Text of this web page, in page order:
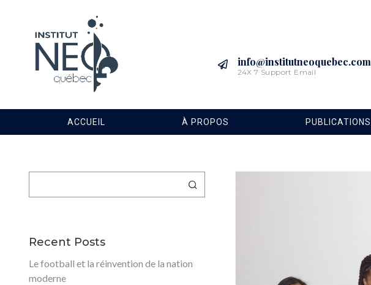
info@institutneoquebec.com
24X 7 Support Email
ACCUEIL À PROPOS PUBLICATIONS
Recent Posts
Le football et la réinvention de la nation
moderne